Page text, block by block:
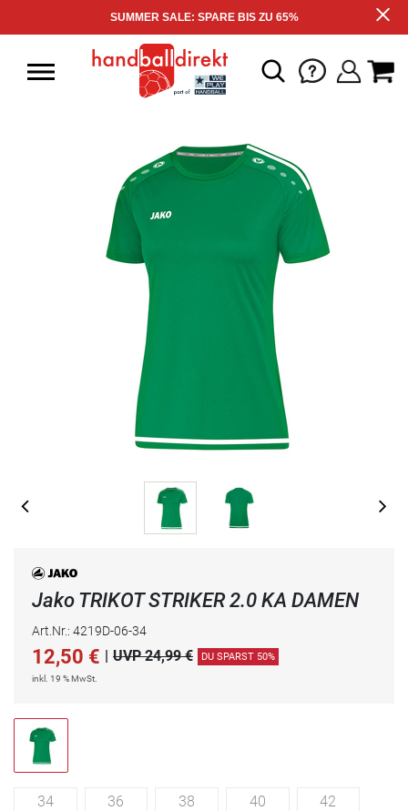
SUMMER SALE: SPARE BIS ZU 65%
Jako TRIKOT STRIKER 2.0 KA DAMEN
Art.Nr.: 4219D-06-34
12,50 € UVP 24,99 € DU SPARST 50%
inkl. 19 % MwSt.
34 36 38 40 42